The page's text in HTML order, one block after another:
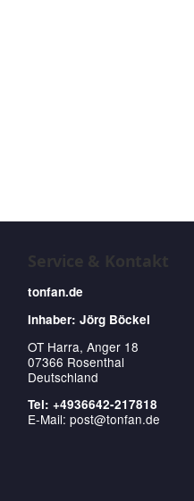
Service & Kontakt
tonfan.de
Inhaber: Jörg Böckel
OT Harra, Anger 18
07366 Rosenthal
Deutschland
Tel: +4936642-217818
E-Mail: post@tonfan.de